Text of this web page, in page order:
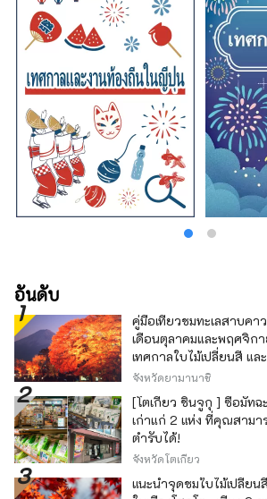
อันดับ
คู่มือเที่ยวชมทะเลสาบคา
เดือนตุลาคมและพฤศจิก
เทศกาลใบไม้เปลี่ยนสี แล
จังหวัดยามานาชิ
[โตเกียว ชินจูกุ ] ซื้อมัท
เก่าแก่ 2 แห่ง ที่คุณสาม
ตำรับได้!
จังหวัดโตเกียว
แนะนำจุดชมใบไม้เปลี่ย